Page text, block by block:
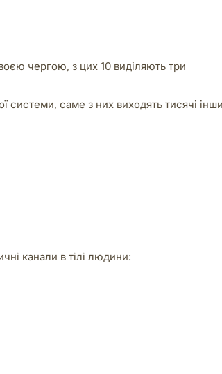
чергою, з цих 10 виділяють три
системи, саме з них виходять тисячі
канали в тілі людини: